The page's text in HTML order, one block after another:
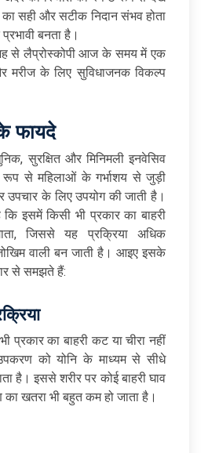
सही और सटीक निदान संभव होता
बनता है।
से लैप्रोस्कोपी आज के समय में एक
मरीज के लिए सुविधाजनक विकल्प
फायदे
सुरक्षित और मिनिमली इनवेसिव
रूप से महिलाओं के गर्भाशय से जुड़ी
के लिए उपयोग की जाती है।
इसमें किसी भी प्रकार का बाहरी
जिससे यह प्रक्रिया अधिक
वाली बन जाती है। आइए इसके
से समझते हैं:
प्रकार का बाहरी कट या चीरा नहीं
को योनि के माध्यम से सीधे
है। इससे शरीर पर कोई बाहरी घाव
खतरा भी बहुत कम हो जाता है।